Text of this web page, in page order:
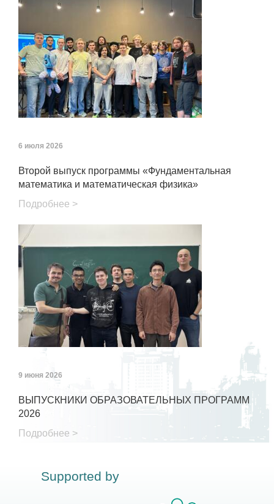
6 июля 2026
Второй выпуск программы «Фундаментальная
математика и математическая физика»
Подробнее >
9 июня 2026
ВЫПУСКНИКИ ОБРАЗОВАТЕЛЬНЫХ ПРОГРАММ
2026
Подробнее >
Supported by